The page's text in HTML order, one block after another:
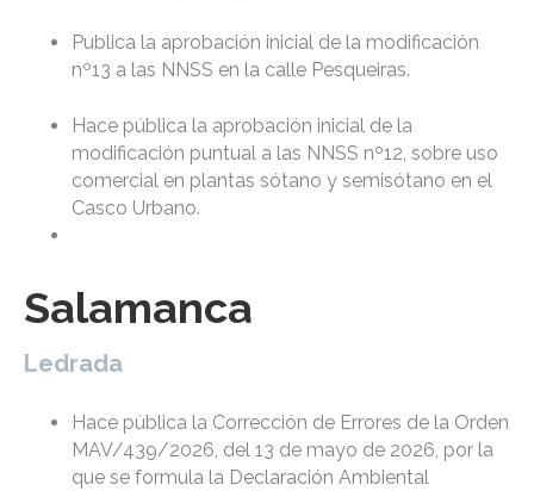
Publica la aprobación inicial de la modificación
nº13 a las NNSS en la calle Pesqueiras.
Hace pública la aprobación inicial de la
modificación puntual a las NNSS nº12, sobre uso
comercial en plantas sótano y semisótano en el
Casco Urbano.
Salamanca
Ledrada
Hace pública la Corrección de Errores de la Orden
MAV/439/2026, del 13 de mayo de 2026, por la
que se formula la Declaración Ambiental